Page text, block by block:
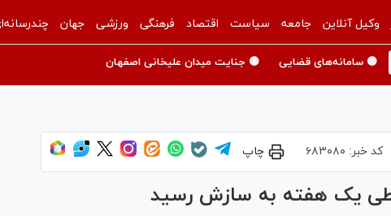
وکیل آنلاین جامعه سیاست اقتصاد فرهنگی ورزشی جهان
🟡 سامانه‌های قضایی 🟡 جنایت میدان علیخانی اصفهان
کد خبر: ۶۸۳۰۸۰ چاپ